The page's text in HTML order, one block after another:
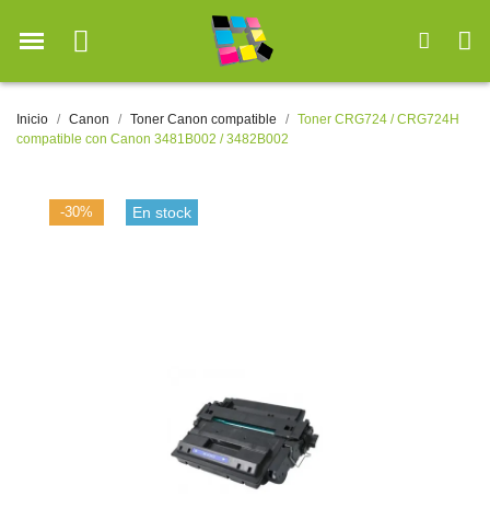
Inicio Canon Toner Canon compatible
Toner CRG724 / CRG724H
compatible con Canon 3481B002 / 3482B002
-30% En stock